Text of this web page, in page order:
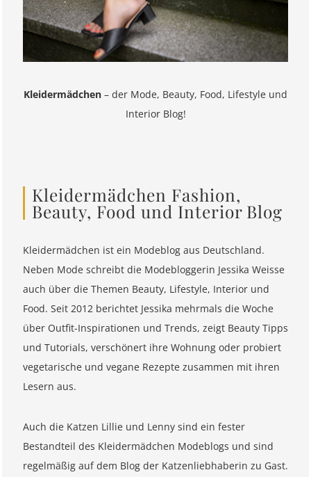
Kleidermädchen – der Mode, Beauty, Food, Lifestyle und
Interior Blog!
Kleidermädchen Fashion,
Beauty, Food und Interior Blog
Kleidermädchen ist ein Modeblog aus Deutschland.
Neben Mode schreibt die Modebloggerin Jessika Weisse
auch über die Themen Beauty, Lifestyle, Interior und
Food. Seit 2012 berichtet Jessika mehrmals die Woche
über Outfit-Inspirationen und Trends, zeigt Beauty Tipps
und Tutorials, verschönert ihre Wohnung oder probiert
vegetarische und vegane Rezepte zusammen mit ihren
Lesern aus.
Auch die Katzen Lillie und Lenny sind ein fester
Bestandteil des Kleidermädchen Modeblogs und sind
regelmäßig auf dem Blog der Katzenliebhaberin zu Gast.